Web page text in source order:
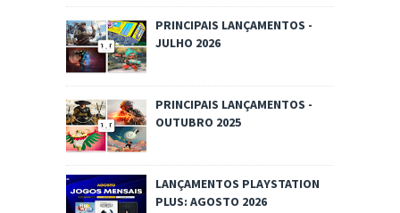
PRINCIPAIS LANÇAMENTOS -
JULHO 2026
PRINCIPAIS LANÇAMENTOS -
OUTUBRO 2025
LANÇAMENTOS PLAYSTATION
PLUS: AGOSTO 2026